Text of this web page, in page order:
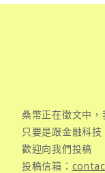
桑幣正在徵文中，
只要是跟金融科
歡迎向我們投稿
投稿信箱：